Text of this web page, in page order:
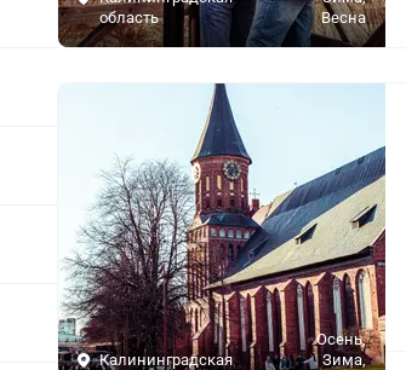
область
Весна
Калининградская
Осень,
Зима,